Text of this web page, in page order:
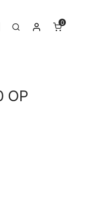
Search Min konto
0
OP